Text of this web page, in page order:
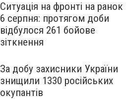
Ситуація на фронті на ранок
6 серпня: протягом доби
відбулося 261 бойове
зіткнення
За добу захисники України
знищили 1330 російських
окупантів